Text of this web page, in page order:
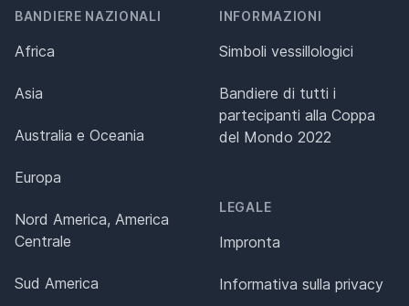
BANDIERE NAZIONALI
Africa
Asia
Australia e Oceania
Europa
Nord America, America
Centrale
Sud America
INFORMAZIONI
Simboli vessillologici
Bandiere di tutti i
partecipanti alla Coppa
del Mondo 2022
LEGALE
Impronta
Informativa sulla privacy